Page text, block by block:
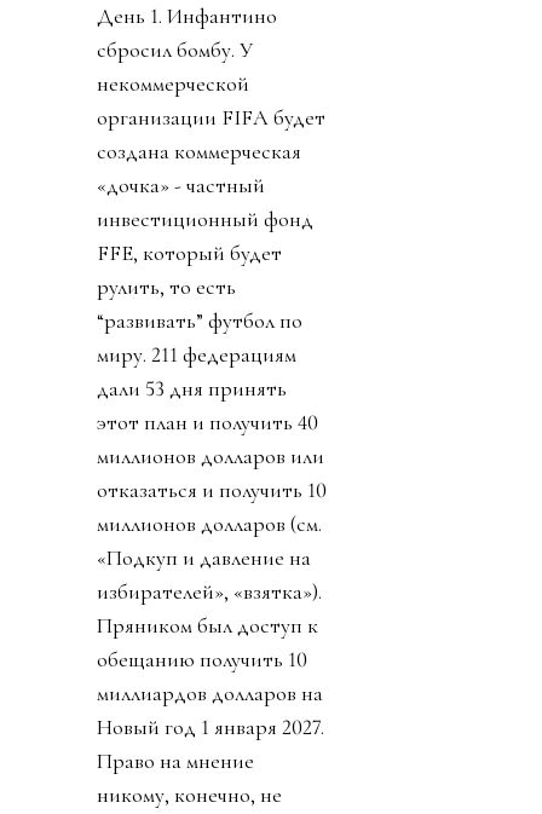
День 1. Инфантино
сбросил бомбу. У
некоммерческой
организации FIFA будет
создана коммерческая
«дочка» - частный
инвестиционный фонд
FFE, который будет
рулить, то есть
“развивать” футбол по
миру. 211 федерациям
дали 53 дня принять
этот план и получить 40
миллионов долларов или
отказаться и получить 10
миллионов долларов (см.
«Подкуп и давление на
избирателей», «взятка»).
Пряником был доступ к
обещанию получить 10
миллиардов долларов на
Новый год 1 января 2027.
Право на мнение
никому, конечно, не